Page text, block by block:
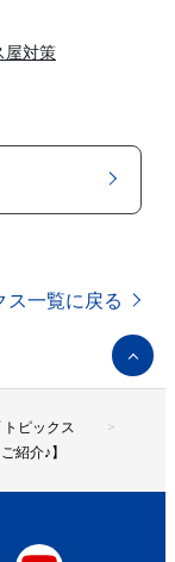
屋対策
ス一覧に戻る
ペ
ー
ジ
へ
ピックス
紹介♪】